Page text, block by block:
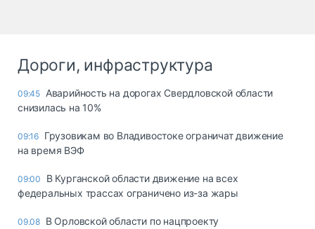
Дороги, инфраструктура
09:45 Аварийность на дорогах Свердловской области
снизилась на 10%
09:16 Грузовикам во Владивостоке ограничат движение
на время ВЭФ
09:00
В Курганской области движение на всех
федеральных трассах ограничено из-за жары
09.08 В Орловской области по нацпроекту